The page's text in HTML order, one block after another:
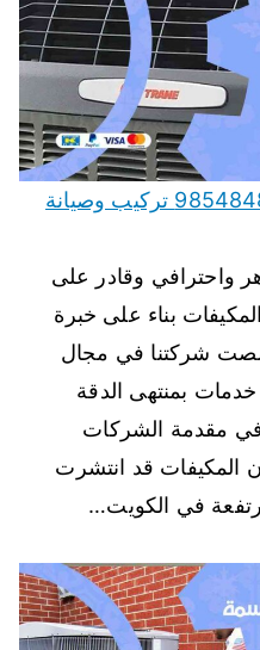
فني تكييف هندي العاصمة 98548488 تركيب وصيانة
واحترافي وقادر على
بناء على خبرة
شركتنا في مجال
بمنتهى الدقة
في مقدمة الشركات
المكيفات قد انتشرت
في الكويت…